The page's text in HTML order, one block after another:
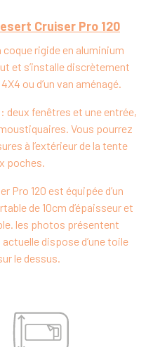
Cruiser Pro 120
rigide en aluminium
et s’installe discrètement
ou d’un van aménagé.
fenêtres et une entrée,
Vous pourrez
à l’extérieur de la tente
poches.
Pro 120 est équipée d’un
de 10cm d’épaisseur et
les photos présentent
dispose d’une toile
le dessus.